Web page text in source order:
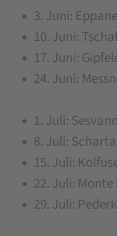
3. Juni:
10. Juni:
17. Juni:
24. Juni:
1. Juli:
8. Juli:
15. Juli:
22. Juli:
29. Juli: